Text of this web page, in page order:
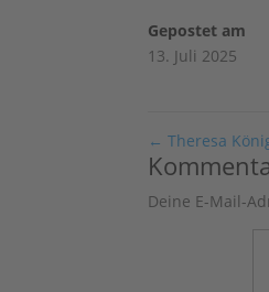
Gepostet am
13. Juli 2025
← Theresa
Deine E-Mail-